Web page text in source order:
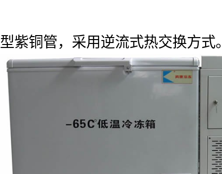
型紫铜管，采用逆流式热交换方式